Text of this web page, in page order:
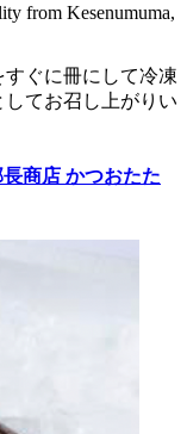
from Kesenumuma,
ぐに冊にして冷凍
てお召し上がりい
商店 かつおたた